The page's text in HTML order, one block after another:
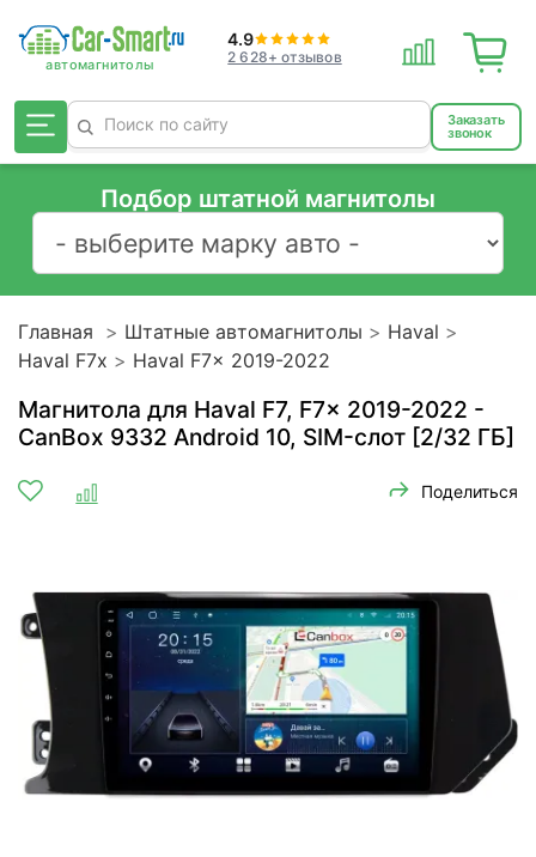
4.9
2 628+ отзывов
Заказать
звонок
Подбор штатной магнитолы
Главная Штатные автомагнитолы
Haval
Haval F7x
Haval F7x 2019-2022
Магнитола для Haval F7, F7x 2019-2022 -
CanBox 9332 Android 10, SIM-слот [2/32 ГБ]
Поделиться